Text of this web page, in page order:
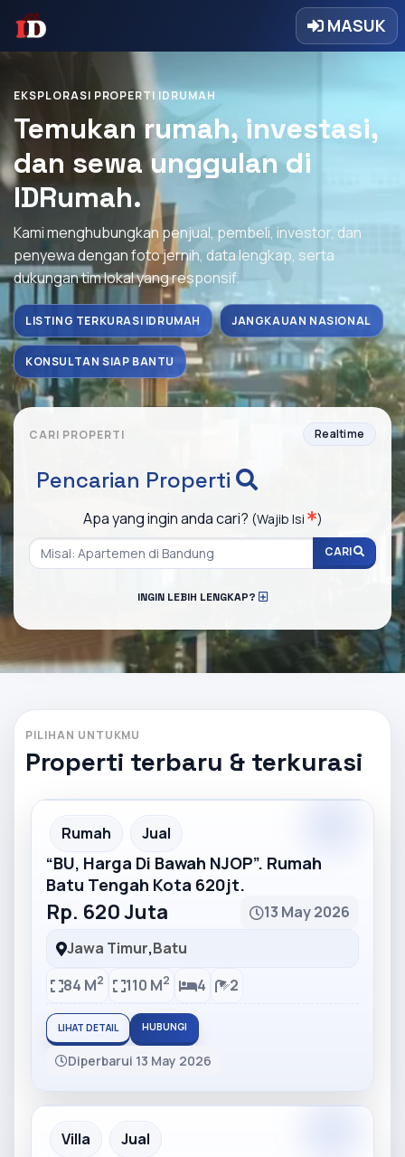
MASUK
EKSPLORASI PROPERTI IDRUMAH
Temukan rumah, investasi,
dan sewa unggulan di
IDRumah.
Kami menghubungkan penjual, pembeli, investor, dan
penyewa dengan foto jernih, data lengkap, serta
dukungan tim lokal yang responsif.
LISTING TERKURASI IDRUMAH JANGKAUAN NASIONAL
KONSULTAN SIAP BANTU
CARI PROPERTI Realtime
Pencarian Properti
Apa yang ingin anda cari? (Wajib Isi )
CARI
INGIN LEBIH LENGKAP?
PILIHAN UNTUKMU
Properti terbaru & terkurasi
Partner Ad
Rumah Jual
“BU, Harga Di Bawah NJOP”. Rumah
Batu Tengah Kota 620jt.
Rp. 620 Juta
13 May 2026
Jawa Timur,Batu
84 M2 110 M2 4 2
LIHAT DETAIL HUBUNGI
Diperbarui 13 May 2026
Partner Ad
Villa Jual